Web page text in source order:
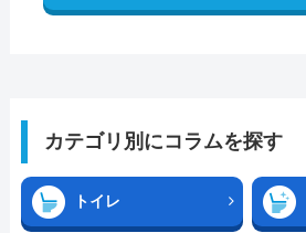
カテゴリ別にコラムを探す
トイレ